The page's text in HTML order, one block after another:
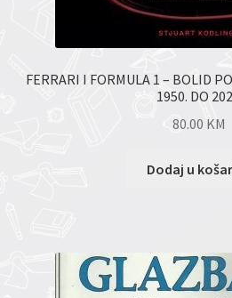
FERRARI I FORMULA 1 – BOLID
1950. DO
80.00 KM
Dodaj u